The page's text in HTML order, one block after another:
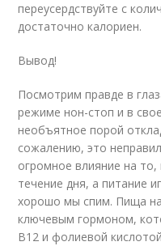
переусердствуйте с
достаточно калориен.
Вывод!
Посмотрим правде в
режиме нон-стоп и в
необъятное порой
сожалению, это
огромное влияние на
течение дня, а питание
хорошо мы спим. Пища
ключевым гормоном,
B12 и фолиевой